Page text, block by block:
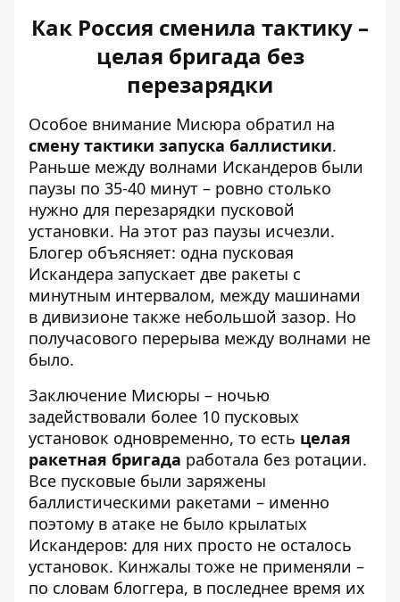
Как Россия сменила тактику –
целая бригада без
перезарядки
Особое внимание Мисюра обратил на
смену тактики запуска баллистики.
Раньше между волнами Искандеров были
паузы по 35-40 минут – ровно столько
нужно для перезарядки пусковой
установки. На этот раз паузы исчезли.
Блогер объясняет: одна пусковая
Искандера запускает две ракеты с
минутным интервалом, между машинами
в дивизионе также небольшой зазор. Но
получасового перерыва между волнами не
было.
Заключение Мисюры – ночью
задействовали более 10 пусковых
установок одновременно, то есть целая
ракетная бригада работала без ротации.
Все пусковые были заряжены
баллистическими ракетами – именно
поэтому в атаке не было крылатых
Искандеров: для них просто не осталось
установок. Кинжалы тоже не применяли –
по словам блоггера, в последнее время их